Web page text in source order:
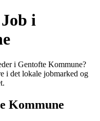
i
i Gentofte Kommune?
i det lokale jobmarked og
Kommune